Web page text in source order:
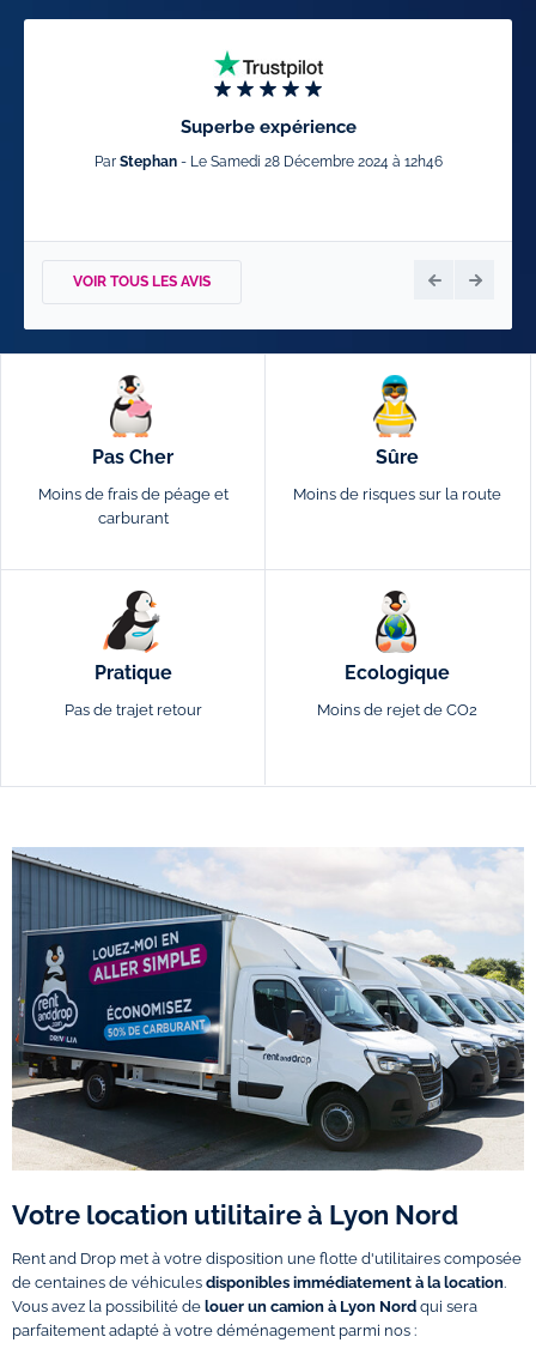
Superbe expérience
Par Stephan- Le Samedi 28 Décembre 2024 à 12h46
VOIR TOUS LES AVIS
Pas Cher
Moins de frais de péage et
carburant
Sûre
Moins de risques sur la route
Pratique
Pas de trajet retour
Ecologique
Moins de rejet de CO2
Votre location utilitaire à Lyon Nord
Rent and Drop met à votre disposition une flotte d'utilitaires composée
de centaines de véhicules disponibles immédiatement à la location.
Vous avez la possibilité de louer un camion à Lyon Nord qui sera
parfaitement adapté à votre déménagement parmi nos :